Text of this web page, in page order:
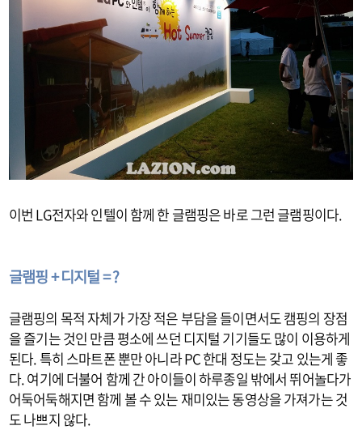
이번 LG전자와 인텔이 함께 한 글램핑은 바로 그런 글램핑이다.
글램핑 + 디지털 = ?
글램핑의 목적 자체가 가장 적은 부담을 들이면서도 캠핑의 장점
을 즐기는 것인 만큼 평소에 쓰던 디지털 기기들도 많이 이용하게
된다. 특히 스마트폰 뿐만 아니라 PC 한대 정도는 갖고 있는게 좋
다. 여기에 더불어 함께 간 아이들이 하루종일 밖에서 뛰어놀다가
어둑어둑해지면 함께 볼 수 있는 재미있는 동영상을 가져가는 것
도 나쁘지 않다.